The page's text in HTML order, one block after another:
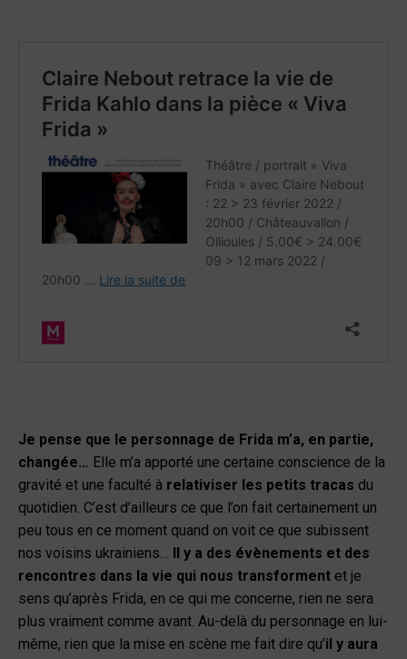
Je pense que le personnage de Frida m’a, en partie,
changée… Elle m’a apporté une certaine conscience de la
gravité et une faculté à relativiser les petits tracas du
quotidien. C’est d’ailleurs ce que l’on fait certainement un
peu tous en ce moment quand on voit ce que subissent
nos voisins ukrainiens… Il y a des évènements et des
rencontres dans la vie qui nous transforment et je
sens qu’après Frida, en ce qui me concerne, rien ne sera
plus vraiment comme avant. Au-delà du personnage en lui-
même, rien que la mise en scène me fait dire qu’il y aura